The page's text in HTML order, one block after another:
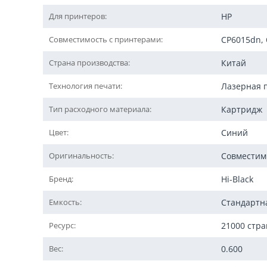
Для принтеров: HP
Совместимость с принтерами: CP6015dn,
Страна производства: Китай
Технология печати: Лазерная
Тип расходного материала: Картридж
Цвет: Синий
Оригинальность:
Бренд: Hi-Black
Емкость:
Ресурс: 21000
Вес: 0.600